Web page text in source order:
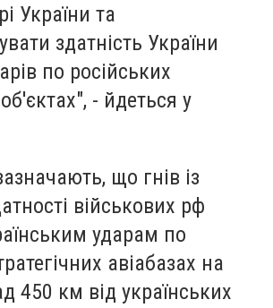
України та
здатність України
по російських
- йдеться у
що гнів із
військових рф
ударам по
авіабазах на
450 км від українських